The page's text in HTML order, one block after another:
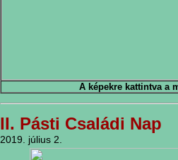
A képekre kattintva a
II. Pásti Családi Nap
2019. július 2.